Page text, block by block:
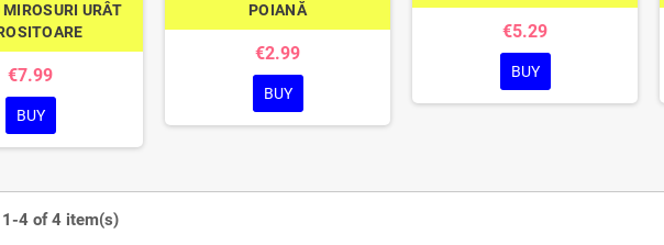
MIROSURI URÂT
€7.99
BUY
POIANĂ
€2.99
BUY
€5.29
BUY
1-4 of 4 item(s)